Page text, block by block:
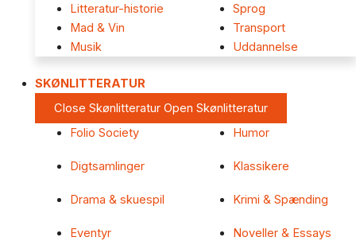
Litteratur-historie
Mad & Vin
Musik
Sprog
Transport
Uddannelse
SKØNLITTERATUR
Close Skønlitteratur Open Skønlitteratur
Folio Society
Digtsamlinger
Drama & skuespil
Eventyr
Humor
Klassikere
Krimi & Spænding
Noveller & Essays